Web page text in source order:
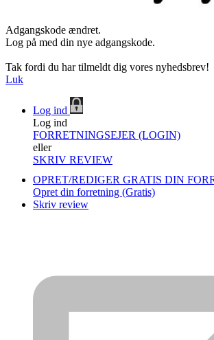
Adgangskode ændret.
Log på med din nye adgangskode.
Tak fordi du har tilmeldt dig vores nyhedsbrev!
Luk
Log ind
Log ind
FORRETNINGSEJER (LOGIN)
eller
SKRIV REVIEW
OPRET/REDIGER GRATIS DIN
Opret din forretning (Gratis)
Skriv review